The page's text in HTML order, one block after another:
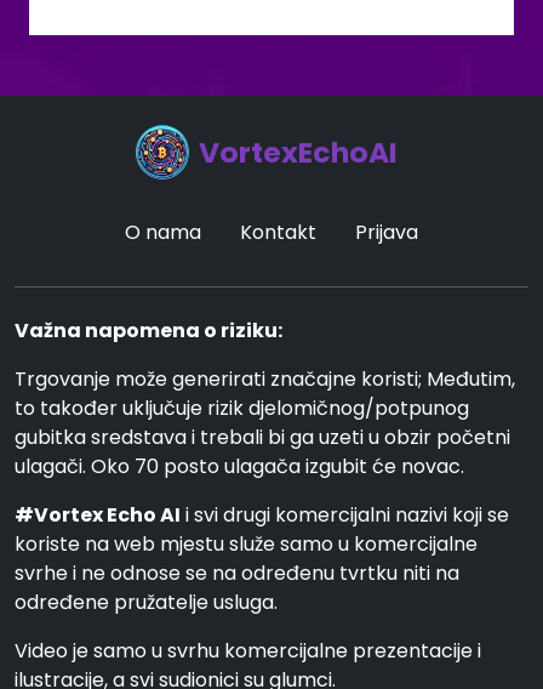
VortexEchoAI
O nama Kontakt Prijava
Važna napomena o riziku:
Trgovanje može generirati značajne koristi; Međutim,
to također uključuje rizik djelomičnog/potpunog
gubitka sredstava i trebali bi ga uzeti u obzir početni
ulagači. Oko 70 posto ulagača izgubit će novac.
#Vortex Echo AI i svi drugi komercijalni nazivi koji se
koriste na web mjestu služe samo u komercijalne
svrhe i ne odnose se na određenu tvrtku niti na
određene pružatelje usluga.
Video je samo u svrhu komercijalne prezentacije i
ilustracije, a svi sudionici su glumci.